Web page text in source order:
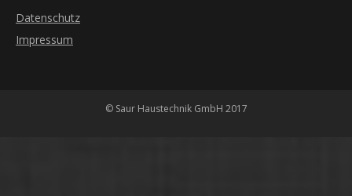
Datenschutz
Impressum
© Saur Haustechnik GmbH 2017